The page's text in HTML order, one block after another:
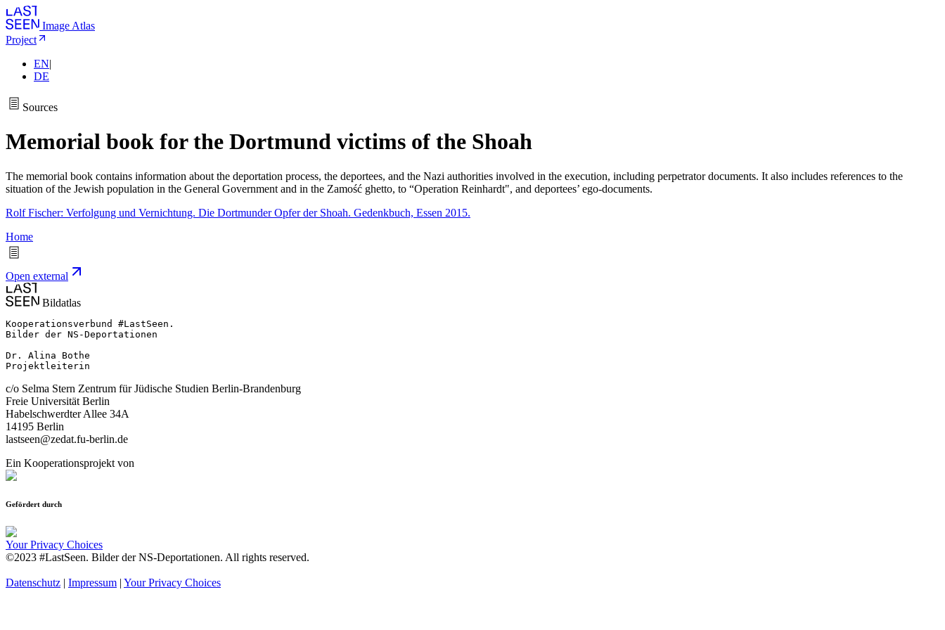
Image Atlas
Project
EN|
DE
Sources
Memorial book for the Dortmund victims of the Shoah
The memorial book contains information about the deportation process, the deportees, and the Nazi authorities involved in the execution, including perpetrator documents. It also includes references to the
situation of the Jewish population in the General Government and in the Zamość ghetto, to “Operation Reinhardt", and deportees’ ego-documents.
Rolf Fischer: Verfolgung und Vernichtung. Die Dortmunder Opfer der Shoah. Gedenkbuch, Essen 2015.
Home
Open external
Bildatlas
Kooperationsverbund #LastSeen.
Bilder der NS-Deportationen
Dr. Alina Bothe
Projektleiterin
c/o Selma Stern Zentrum für Jüdische Studien Berlin-Brandenburg
Freie Universität Berlin
Habelschwerdter Allee 34A
14195 Berlin
lastseen@zedat.fu-berlin.de
Ein Kooperationsprojekt von
Gefördert durch
Your Privacy Choices
©2023 #LastSeen. Bilder der NS-Deportationen. All rights reserved.
Datenschutz | Impressum | Your Privacy Choices